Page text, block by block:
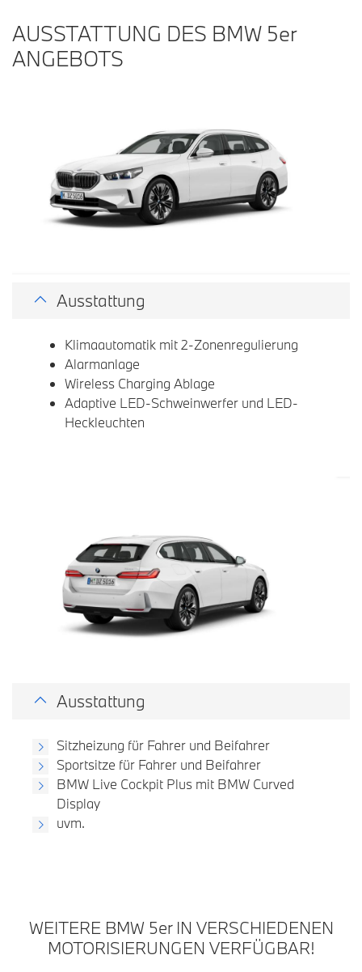
AUSSTATTUNG DES BMW 5er
ANGEBOTS
Ausstattung
Klimaautomatik mit 2-Zonenregulierung
Alarmanlage
Wireless Charging Ablage
Adaptive LED-Schweinwerfer und LED-
Heckleuchten
Ausstattung
Sitzheizung für Fahrer und Beifahrer
Sportsitze für Fahrer und Beifahrer
BMW Live Cockpit Plus mit BMW Curved
Display
uvm.
WEITERE BMW 5erIN VERSCHIEDENEN
MOTORISIERUNGEN VERFÜGBAR!